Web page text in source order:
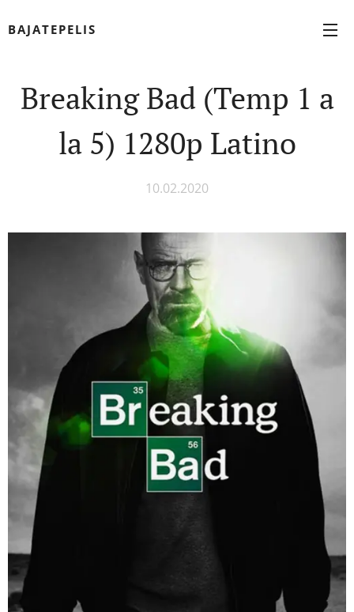
BAJATEPELIS
Breaking Bad (Temp 1 a
la 5) 1280p Latino
10.02.2020